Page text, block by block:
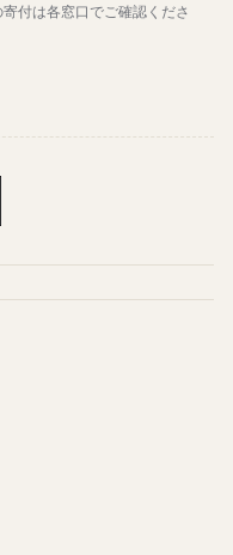
付は各窓口でご確認くださ